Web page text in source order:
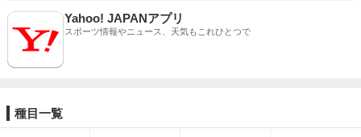
Yahoo! JAPANアプリ
スポーツ情報やニュース、天気もこれひとつで
種目一覧